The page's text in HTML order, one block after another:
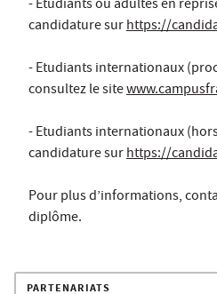
- Etudiants ou adultes en
candidature surhttps://
- Etudiants internationaux
consultez le site
- Etudiants internationaux
candidature surhttps://
Pour plus d’informations,
diplôme.
PARTENARIATS